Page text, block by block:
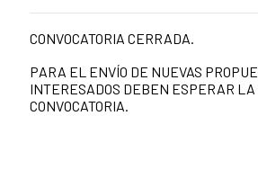
CONVOCATORIA CERRADA.
PARA EL ENVÍO DE NUEVAS
INTERESADOS DEBEN ESPERAR LA
CONVOCATORIA.